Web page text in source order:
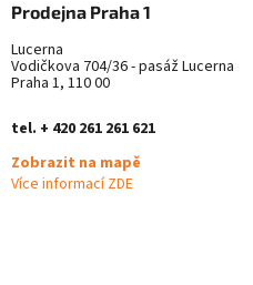
Prodejna Praha 1
Lucerna
Vodičkova 704/36 - pasáž Lucerna
Praha 1, 110 00
tel. + 420 261 261 621
Zobrazit na mapě
Více informací ZDE